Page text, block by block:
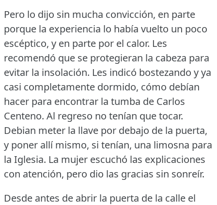
Pero lo dijo sin mucha convicción, en parte
porque la experiencia lo había vuelto un poco
escéptico, y en parte por el calor. Les
recomendó que se protegieran la cabeza para
evitar la insolación. Les indicó bostezando y ya
casi completamente dormido, cómo debían
hacer para encontrar la tumba de Carlos
Centeno. Al regreso no tenían que tocar.
Debian meter la llave por debajo de la puerta,
y poner allí mismo, si tenían, una limosna para
la Iglesia. La mujer escuchó las explicaciones
con atención, pero dio las gracias sin sonreír.
Desde antes de abrir la puerta de la calle el